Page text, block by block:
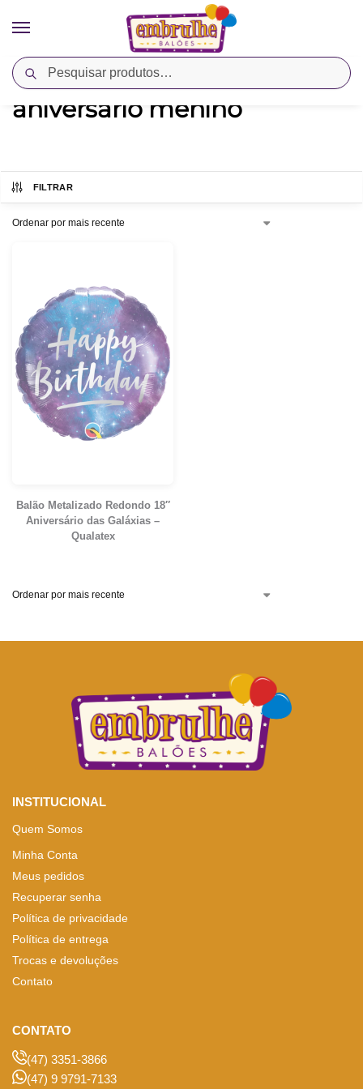
Pesquisar
Início Produtos marcados com a tag “aniversário menino”
aniversário menino
FILTRAR
Balão Metalizado Redondo 18″
Aniversário das Galáxias –
Qualatex
INSTITUCIONAL
Quem Somos
Minha Conta
Meus pedidos
Recuperar senha
Política de privacidade
Política de entrega
Trocas e devoluções
Contato
CONTATO
(47) 3351-3866
(47) 9 9791-7133